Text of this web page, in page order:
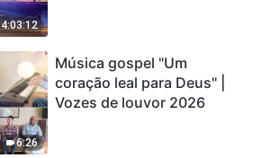
4:03:12
6:26
Música gospel "Um
coração leal para Deus" |
Vozes de louvor 2026